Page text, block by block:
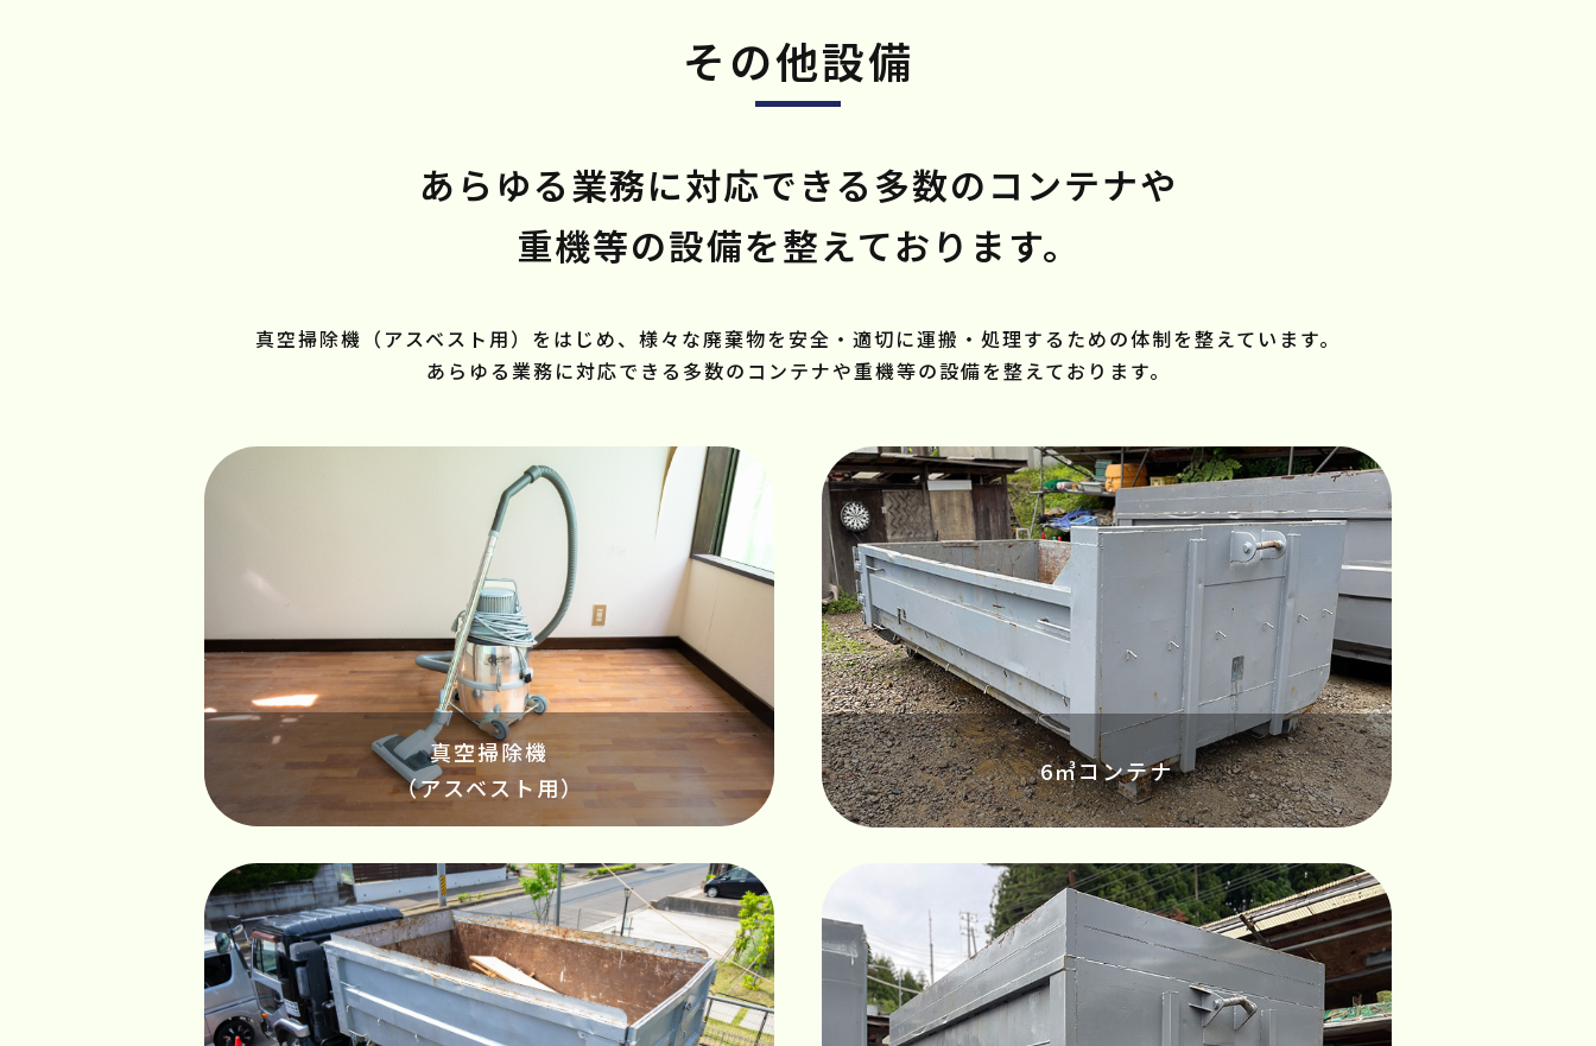
その他設備
あらゆる業務に対応できる多数のコンテナや
重機等の設備を整えております。
真空掃除機（アスベスト用）をはじめ、様々な廃棄物を安全・適切に運搬・処理するための体制を整えています。
あらゆる業務に対応できる多数のコンテナや重機等の設備を整えております。
真空掃除機
（アスベスト用）
6㎥コンテナ